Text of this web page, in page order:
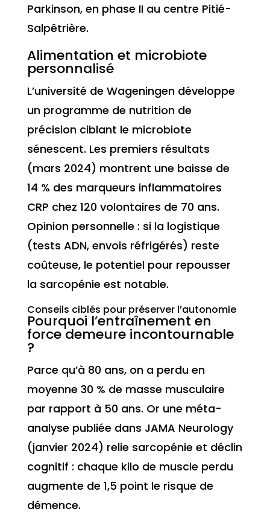
Parkinson, en phase II au centre Pitié-
Salpêtrière.
Alimentation et microbiote
personnalisé
L’université de Wageningen développe
un programme de nutrition de
précision ciblant le microbiote
sénescent. Les premiers résultats
(mars 2024) montrent une baisse de
14 % des marqueurs inflammatoires
CRP chez 120 volontaires de 70 ans.
Opinion personnelle : si la logistique
(tests ADN, envois réfrigérés) reste
coûteuse, le potentiel pour repousser
la sarcopénie est notable.
Conseils ciblés pour préserver l’autonomie
Pourquoi l’entraînement en
force demeure incontournable
?
Parce qu’à 80 ans, on a perdu en
moyenne 30 % de masse musculaire
par rapport à 50 ans. Or une méta-
analyse publiée dans JAMA Neurology
(janvier 2024) relie sarcopénie et déclin
cognitif : chaque kilo de muscle perdu
augmente de 1,5 point le risque de
démence.